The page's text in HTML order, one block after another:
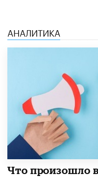
АНАЛИТИКА
​Что произошло